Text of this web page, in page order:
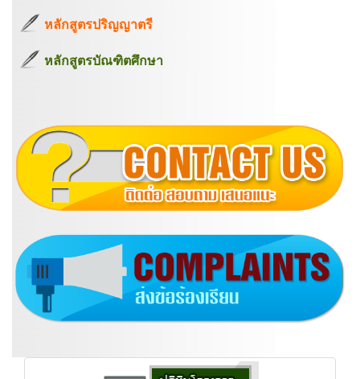
หลักสูตรปริญญาตรี
หลักสูตรบัณฑิตศึกษา